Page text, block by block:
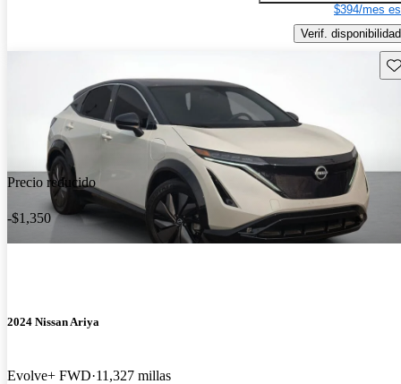
$394/mes
Verif. disponibilidad
Precio reducido
-$1,350
2024 Nissan Ariya
Evolve+ FWD 11,327 millas